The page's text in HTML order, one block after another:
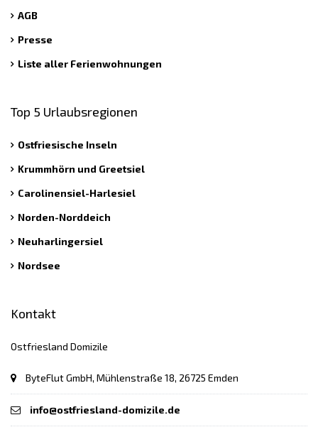
AGB
Presse
Liste aller Ferienwohnungen
Top 5 Urlaubsregionen
Ostfriesische Inseln
Krummhörn und Greetsiel
Carolinensiel-Harlesiel
Norden-Norddeich
Neuharlingersiel
Nordsee
Kontakt
Ostfriesland Domizile
ByteFlut GmbH, Mühlenstraße 18, 26725 Emden
info@ostfriesland-domizile.de